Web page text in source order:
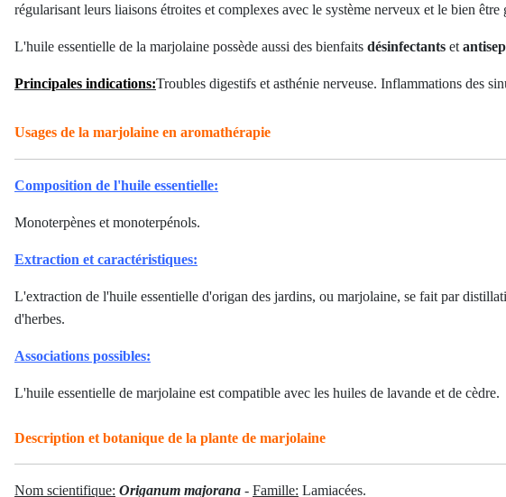
régularisant leurs liaisons étroites et complexes avec le système nerveux et le bien être
L'huile essentielle de la marjolaine possède aussi des bienfaits désinfectants et
Principales indications:Troubles digestifs et asthénie nerveuse. Inflammations des
Usages de la marjolaine en aromathérapie
Composition de l'huile essentielle:
Monoterpènes et monoterpénols.
Extraction et caractéristiques:
L'extraction de l'huile essentielle d'origan des jardins, ou marjolaine, se fait par
d'herbes.
Associations possibles:
L'huile essentielle de marjolaine est compatible avec les huiles de lavande et de cèdre.
Description et botanique de la plante de marjolaine
Nom scientifique: Origanum majorana - Famille: Lamiacées.